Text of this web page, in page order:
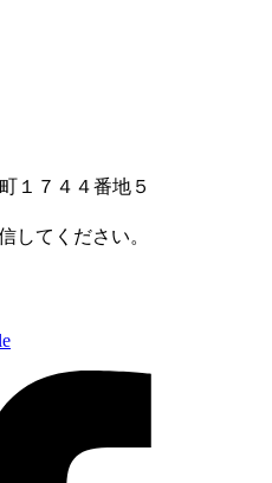
１７４４番地５
してください。